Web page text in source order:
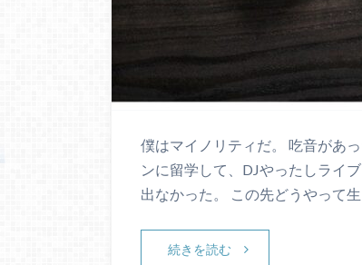
僕はマイノリティだ。 吃音があ
ンに留学して、DJやったしライ
出なかった。 この先どうやって
続きを読む